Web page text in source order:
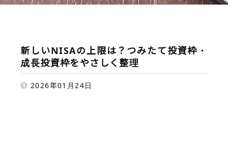
新しいNISAの上限は？つみたて投資枠・
成長投資枠をやさしく整理
2026年01月24日